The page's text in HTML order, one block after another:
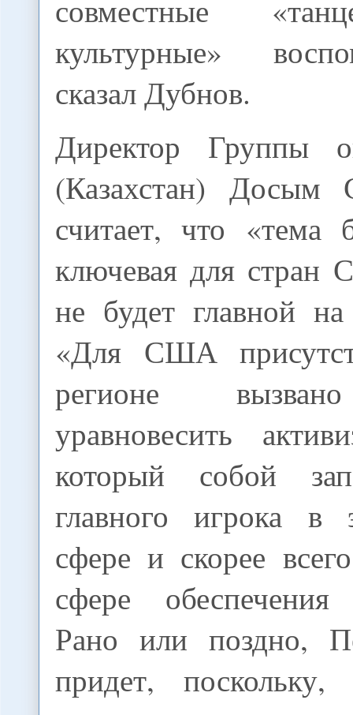
совместные
культурные»
сказал Дубнов.
Директор Группы
(Казахстан) Досым
считает, что «тема
ключевая для стран
не будет главной на
«Для США
регионе
уравновесить
который собой
главного игрока в
сфере и скорее
сфере обеспечения
Рано или поздно,
придет, поскольку,